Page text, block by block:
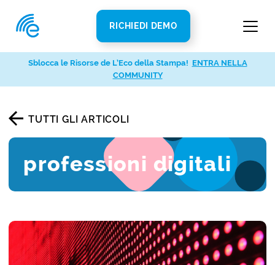
RICHIEDI DEMO
TUTTI GLI ARTICOLI
professioni digitali
Sblocca le Risorse de L’Eco della Stampa! ENTRA NELLA
COMMUNITY